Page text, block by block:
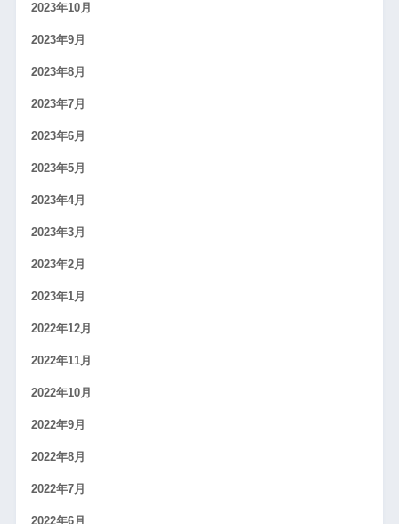
2023年10月
2023年9月
2023年8月
2023年7月
2023年6月
2023年5月
2023年4月
2023年3月
2023年2月
2023年1月
2022年12月
2022年11月
2022年10月
2022年9月
2022年8月
2022年7月
2022年6月